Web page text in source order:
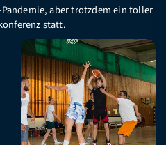
aber trotzdem ein toller
statt.